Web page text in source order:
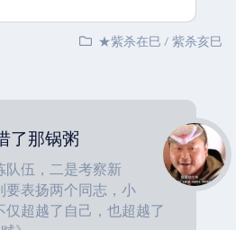
★紫杀在巳/紫杀亥巳
了那锅粥
伍，二是考察新
要表扬两个同志，小
超越了自己，也超越了